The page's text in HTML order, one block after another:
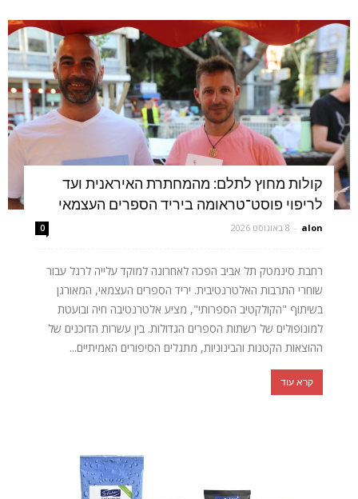
קולות מחוץ לתלם: מהמחתרת האיראנית ועד
לריפוי פוסט־טראומה ביריד הספרים העצמאי
alon
- 8 באוגוסט 2026 0
רחבת סינמטק תל אביב הפכה לאחרונה למוקד עלייה לרגל עבור
שוחרי התרבות האלטרנטיבית. יריד הספרים העצמאי, המאורגן
בשיתוף "הקולקטיב הספרותי", מציע אלטרנטיבה חיה ובועטת
למונופולים של רשתות הספרים הגדולות. בין עשרות הדוכנים של
ההוצאות הקטנות והבינוניות, מתגלים הסיפורים האמיתיים...
קרא עוד